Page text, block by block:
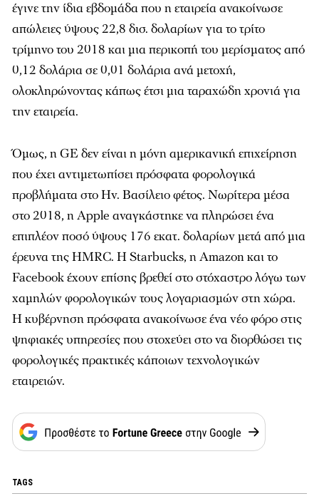
έγινε την ίδια εβδομάδα που η εταιρεία ανακοίνωσε
απώλειες ύψους 22,8 δισ. δολαρίων για το τρίτο
τρίμηνο του 2018 και μια περικοπή του μερίσματος από
0,12 δολάρια σε 0,01 δολάρια ανά μετοχή,
ολοκληρώνοντας κάπως έτσι μια ταραχώδη χρονιά για
την εταιρεία.
Όμως, η GE δεν είναι η μόνη αμερικανική επιχείρηση
που έχει αντιμετωπίσει πρόσφατα φορολογικά
προβλήματα στο Ην. Βασίλειο φέτος. Νωρίτερα μέσα
στο 2018, η Apple αναγκάστηκε να πληρώσει ένα
επιπλέον ποσό ύψους 176 εκατ. δολαρίων μετά από μια
έρευνα της HMRC. Η Starbucks, η Amazon και το
Facebook έχουν επίσης βρεθεί στο στόχαστρο λόγω των
χαμηλών φορολογικών τους λογαριασμών στη χώρα.
Η κυβέρνηση πρόσφατα ανακοίνωσε ένα νέο φόρο στις
ψηφιακές υπηρεσίες που στοχεύει στο να διορθώσει τις
φορολογικές πρακτικές κάποιων τεχνολογικών
εταιρειών.
TAGS